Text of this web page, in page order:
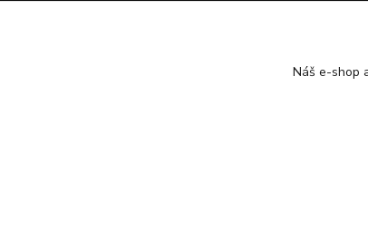
Náš e-shop